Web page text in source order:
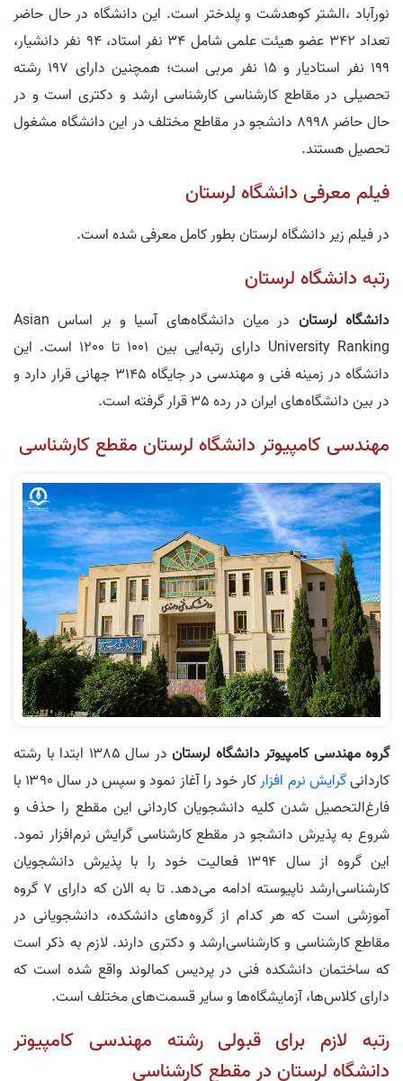
نورآباد ،الشتر کوهدشت و پلدختر است. این دانشگاه در حال حاضر
تعداد 342 عضو هیئت علمی شامل 34 نفر استاد، 94 نفر دانشیار،
199 نفر استادیار و 15 نفر مربی است؛ همچنین دارای 197 رشته
تحصیلی در مقاطع کارشناسی کارشناسی ارشد و دکتری است و در
حال حاضر 8998 دانشجو در مقاطع مختلف در این دانشگاه مشغول
تحصیل هستند.
فیلم معرفی دانشگاه لرستان
در فیلم زیر دانشگاه لرستان بطور کامل معرفی شده است.
رتبه دانشگاه لرستان
دانشگاه لرستان
در میان دانشگاه‌های آسیا و بر اساس Asian
University Ranking دارای رتبه‌ایی بین 1001 تا 1200 است. این
دانشگاه در زمینه فنی و مهندسی در جایگاه 3145 جهانی قرار دارد و
در بین دانشگاه‌های ایران در رده 35 قرار گرفته است.
مهندسی کامپیوتر دانشگاه لرستان مقطع کارشناسی
گروه مهندسی کامپیوتر دانشگاه لرستان
در سال ۱۳۸۵ ابتدا با رشته
کاردانیگرایش نرم افزار
کار خود را آغاز نمود و سپس در سال ۱۳۹۰ با
فارغ‌التحصیل شدن کلیه دانشجویان کاردانی این مقطع را حذف و
شروع به پذیرش دانشجو در مقطع کارشناسی گرایش نرم‌افزار نمود.
این گروه از سال ۱۳۹۴ فعالیت خود را با پذیرش دانشجویان
کارشناسی‌ارشد ناپیوسته ادامه می‌دهد. تا به الان که دارای ۷ گروه
آموزشی است که هر کدام از گروه‌های دانشکده، دانشجویانی در
مقاطع کارشناسی و کارشناسی‌ارشد و دکتری دارند. لازم به ذکر است
که ساختمان دانشکده فنی در پردیس کمالوند واقع شده است که
دارای کلاس‌ها، آزمایشگاه‌ها و سایر قسمت‌های مختلف است.
رتبه لازم برای قبولی رشته مهندسی کامپیوتر
دانشگاه لرستان در مقطع کارشناسی